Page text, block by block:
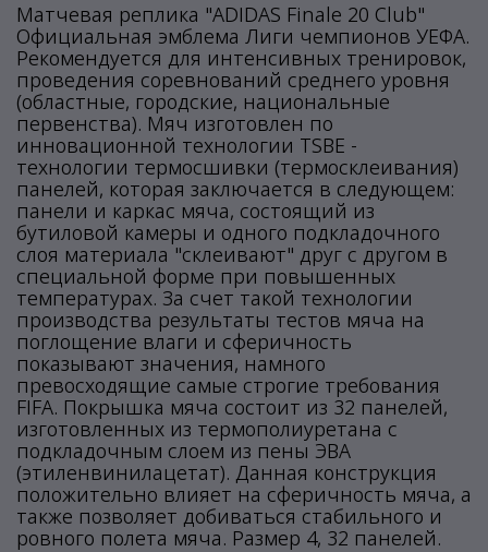
Матчевая реплика "ADIDAS Finale 20 Club"
Официальная эмблема Лиги чемпионов УЕФА.
Рекомендуется для интенсивных тренировок,
проведения соревнований среднего уровня
(областные, городские, национальные
первенства). Мяч изготовлен по
инновационной технологии TSBE -
технологии термосшивки (термосклеивания)
панелей, которая заключается в следующем:
панели и каркас мяча, состоящий из
бутиловой камеры и одного подкладочного
слоя материала "склеивают" друг с другом в
специальной форме при повышенных
температурах. За счет такой технологии
производства результаты тестов мяча на
поглощение влаги и сферичность
показывают значения, намного
превосходящие самые строгие требования
FIFA. Покрышка мяча состоит из 32 панелей,
изготовленных из термополиуретана с
подкладочным слоем из пены ЭВА
(этиленвинилацетат). Данная конструкция
положительно влияет на сферичность мяча, а
также позволяет добиваться стабильного и
ровного полета мяча. Размер 4, 32 панелей.